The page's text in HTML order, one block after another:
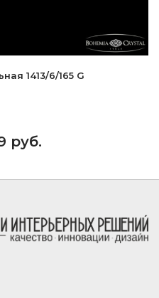
1413/6/165 G
руб.